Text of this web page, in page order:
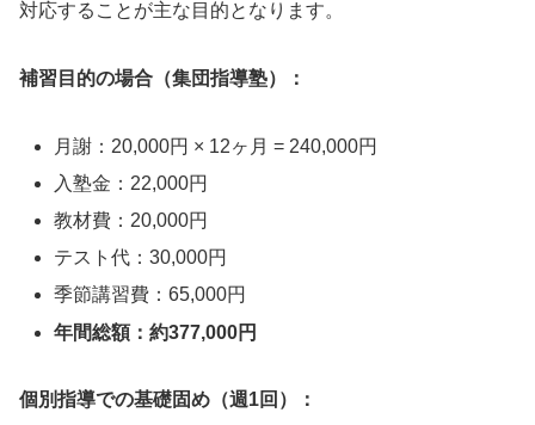
対応することが主な目的となります。
補習目的の場合（集団指導塾）：
月謝：20,000円 × 12ヶ月 = 240,000円
入塾金：22,000円
教材費：20,000円
テスト代：30,000円
季節講習費：65,000円
年間総額：約377,000円
個別指導での基礎固め（週1回）：